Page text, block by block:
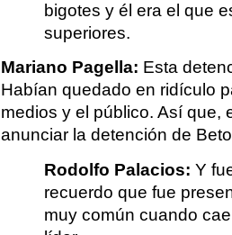
bigotes y él era el que
superiores.
Mariano Pagella: Esta
Habían quedado en ridículo
medios y el público. Así que,
anunciar la detención de
Rodolfo Palacios: Y
recuerdo que fue
muy común cuando